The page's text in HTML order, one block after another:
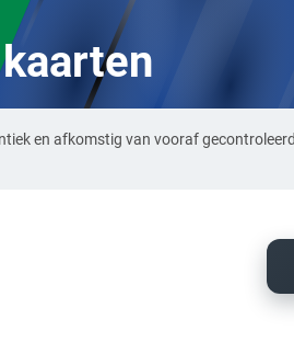
en afkomstig van vooraf